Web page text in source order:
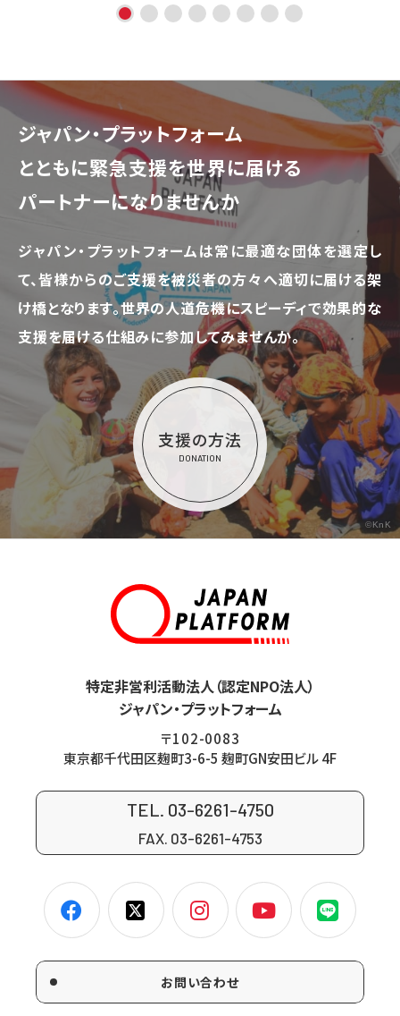
ジャパン・プラットフォーム
とともに緊急支援を世界に届ける
パートナーになりませんか
ジャパン・プラットフォームは常に最適な団体を選定し
て、皆様からのご支援を被災者の方々へ適切に届ける架
け橋となります。世界の人道危機にスピーディで効果的な
支援を届ける仕組みに参加してみませんか。
支援の方法
DONATION
©KnK
特定非営利活動法人（認定NPO法人）
ジャパン・プラットフォーム
〒102-0083
東京都千代田区麹町3-6-5 麹町GN安田ビル 4F
TEL. 03-6261-4750
FAX. 03-6261-4753
お問い合わせ